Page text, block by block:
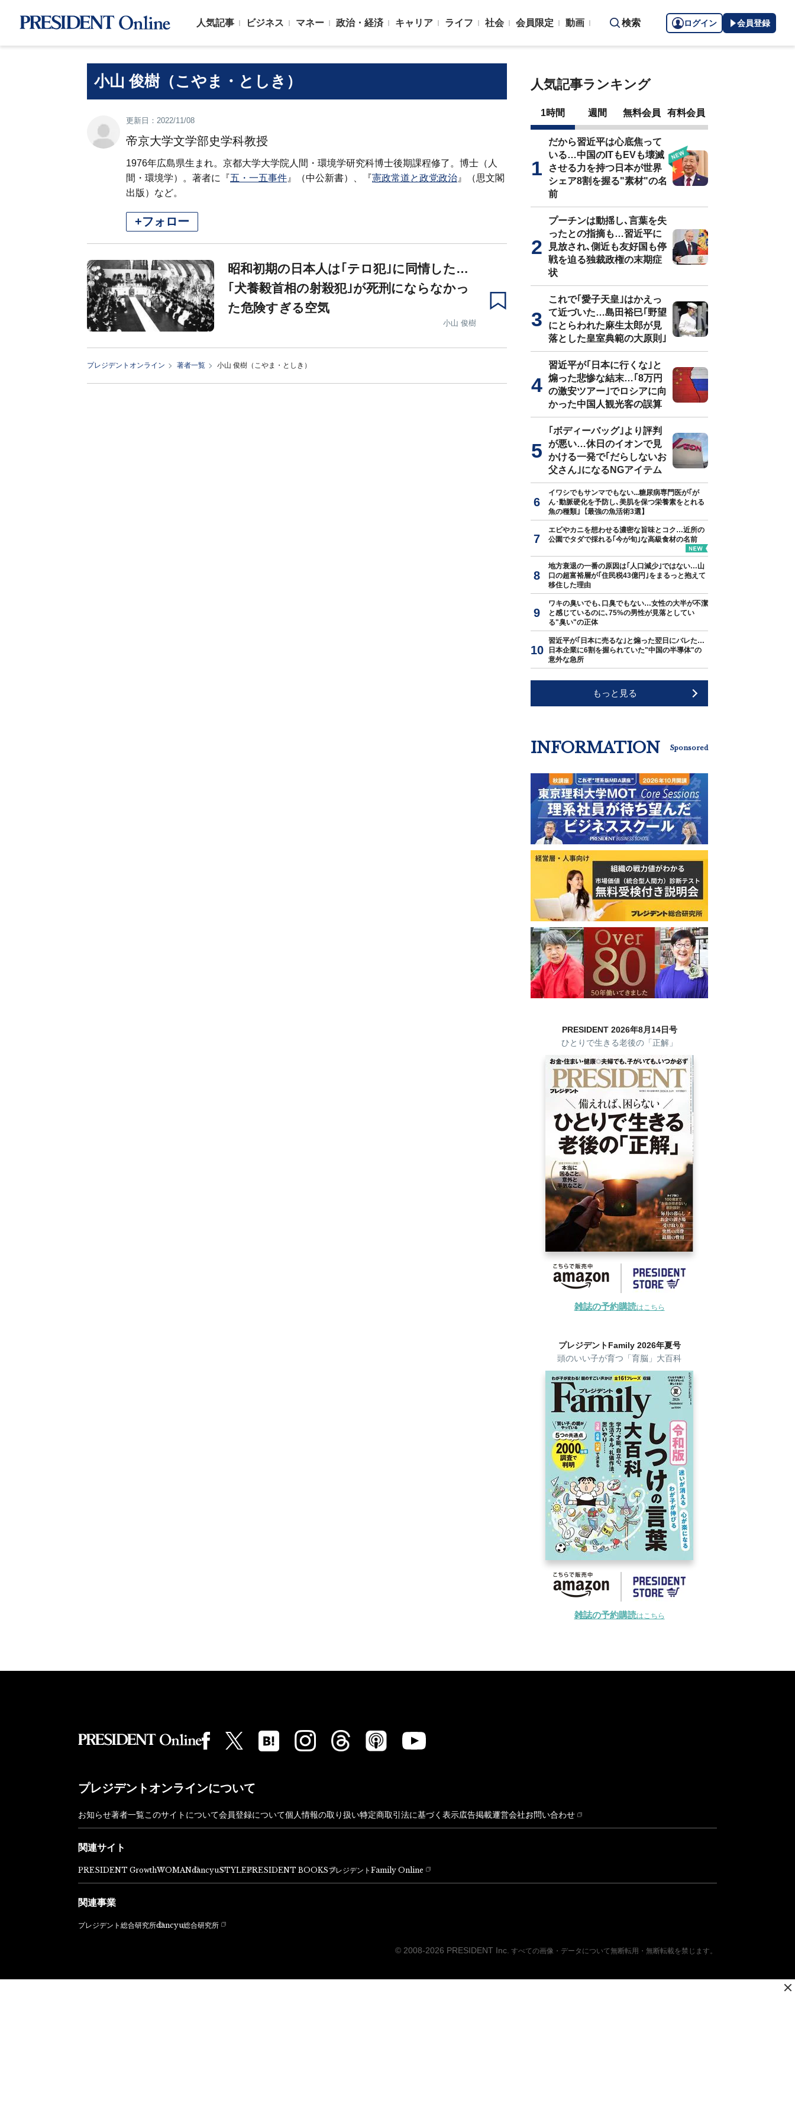
人気記事 ビジネス マネー 政治・経済 キャリア ライフ 社会 会員限定 動画 検索 ログイン 会員登録
小山 俊樹（こやま・としき）
更新日：2022/11/08
帝京大学文学部史学科教授
1976年広島県生まれ。京都大学大学院人間・環境学研究科博士後期課程修了。博士（人
間・環境学）。著者に『五・一五事件 』（中公新書）、『憲政常道と政党政治 』（思文閣
出版）など。
+フォロー
昭和初期の日本人は｢テロ犯｣に同情した…
｢犬養毅首相の射殺犯｣が死刑にならなかっ
た危険すぎる空気
小山 俊樹
プレジデントオンライン 著者一覧 小山 俊樹（こやま・としき）
人気記事ランキング
1時間 週間 無料会員 有料会員
だから習近平は心底焦って
いる…中国のITもEVも壊滅
させる力を持つ日本が世界
シェア8割を握る"素材"の名
前
プーチンは動揺し､言葉を失
ったとの指摘も…習近平に
見放され､側近も友好国も停
戦を迫る独裁政権の末期症
状
これで｢愛子天皇｣はかえっ
て近づいた…島田裕巳｢野望
にとらわれた麻生太郎が見
落とした皇室典範の大原則｣
習近平が｢日本に行くな｣と
煽った悲惨な結末…｢8万円
の激安ツアー｣でロシアに向
かった中国人観光客の誤算
｢ボディーバッグ｣より評判
が悪い…休日のイオンで見
かける一発で｢だらしないお
父さん｣になるNGアイテム
イワシでもサンマでもない...糖尿病専門医が｢が
ん･動脈硬化を予防し､美肌を保つ栄養素をとれる
魚の種類｣【最強の魚活術3選】
エビやカニを想わせる濃密な旨味とコク…近所の
公園でタダで採れる｢今が旬｣な高級食材の名前
地方衰退の一番の原因は｢人口減少｣ではない…山
口の超富裕層が｢住民税43億円｣をまるっと抱えて
移住した理由
ワキの臭いでも､口臭でもない…女性の大半が不潔
と感じているのに､75%の男性が見落としてい
る"臭い"の正体
習近平が｢日本に売るな｣と煽った翌日にバレた…
日本企業に6割を握られていた"中国の半導体"の
意外な急所
もっと見る
INFORMATION Sponsored
PRESIDENT 2026年8月14日号
ひとりで生きる老後の「正解」
雑誌の予約購読はこちら
プレジデントFamily 2026年夏号
頭のいい子が育つ「育脳」大百科
雑誌の予約購読はこちら
プレジデントオンラインについて
お知らせ著者一覧このサイトについて会員登録について個人情報の取り扱い特定商取引法に基づく表示広告掲載運営会社お問い合わせ
関連サイト
PRESIDENT GrowthWOMANdancyuSTYLEPRESIDENT BOOKSプレジデントFamily Online
関連事業
プレジデント総合研究所dancyu総合研究所
© 2008-2026 PRESIDENT Inc. すべての画像・データについて無断転用・無断転載を禁じます。